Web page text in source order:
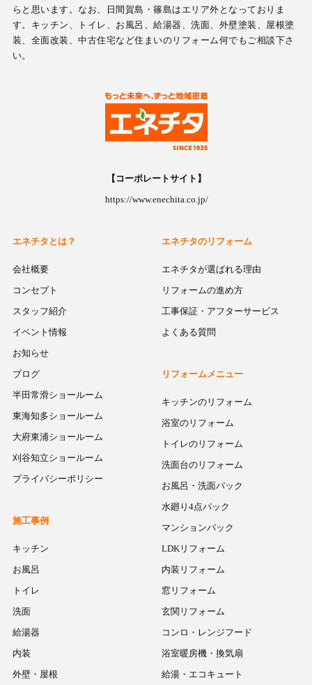
らと思います。なお、日間賀島・篠島はエリア外となっておりま
す。キッチン、トイレ、お風呂、給湯器、洗面、外壁塗装、屋根塗
装、全面改装、中古住宅など住まいのリフォーム何でもご相談下さ
い。
【コーポレートサイト】
https://www.enechita.co.jp/
エネチタとは？
会社概要
コンセプト
スタッフ紹介
イベント情報
お知らせ
ブログ
半田常滑ショールーム
東海知多ショールーム
大府東浦ショールーム
刈谷知立ショールーム
プライバシーポリシー
エネチタのリフォーム
エネチタが選ばれる理由
リフォームの進め方
工事保証・アフターサービス
よくある質問
リフォームメニュー
キッチンのリフォーム
浴室のリフォーム
トイレのリフォーム
洗面台のリフォーム
お風呂・洗面パック
水廻り4点パック
マンションパック
LDKリフォーム
内装リフォーム
窓リフォーム
玄関リフォーム
コンロ・レンジフード
浴室暖房機・換気扇
給湯・エコキュート
施工事例
キッチン
お風呂
トイレ
洗面
給湯器
内装
外壁・屋根